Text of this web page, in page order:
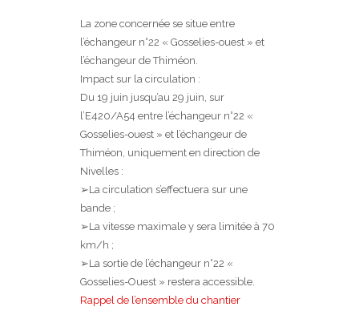
La zone concernée se situe entre
l’échangeur n°22 « Gosselies-ouest » et
l’échangeur de Thiméon.
Impact sur la circulation :
Du 19 juin jusqu’au 29 juin, sur
l’E420/A54 entre l’échangeur n°22 «
Gosselies-ouest » et l’échangeur de
Thiméon, uniquement en direction de
Nivelles :
➢La circulation s’effectuera sur une
bande ;
➢La vitesse maximale y sera limitée à 70
km/h ;
➢La sortie de l’échangeur n°22 «
Gosselies-Ouest » restera accessible.
Rappel de l’ensemble du chantier